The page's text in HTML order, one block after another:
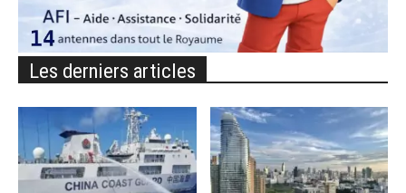
Les derniers articles